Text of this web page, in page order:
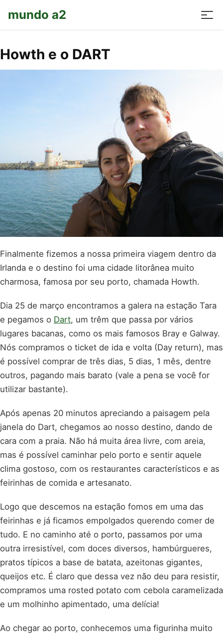
mundo a2
Howth e o DART
Finalmente fizemos a nossa primeira viagem dentro da
Irlanda e o destino foi uma cidade litorânea muito
charmosa, famosa por seu porto, chamada Howth.
Dia 25 de março encontramos a galera na estação Tara
e pegamos o Dart, um trêm que passa por vários
lugares bacanas, como os mais famosos Bray e Galway.
Nós compramos o ticket de ida e volta (Day return), mas
é possível comprar de três dias, 5 dias, 1 mês, dentre
outros, pagando mais barato (vale a pena se você for
utilizar bastante).
Após apenas 20 minutos apreciando a paisagem pela
janela do Dart, chegamos ao nosso destino, dando de
cara com a praia. Não há muita área livre, com areia,
mas é possível caminhar pelo porto e sentir aquele
clima gostoso, com os restaurantes característicos e as
feirinhas de comida e artesanato.
Logo que descemos na estação fomos em uma das
feirinhas e já ficamos empolgados querendo comer de
tudo. E no caminho até o porto, passamos por uma
outra irresistível, com doces diversos, hambúrgueres,
pratos típicos a base de batata, azeitonas gigantes,
queijos etc. É claro que dessa vez não deu para resistir,
compramos uma rosted potato com cebola caramelizada
e um molhinho apimentado, uma delícia!
Ao chegar ao porto, conhecemos uma figurinha muito